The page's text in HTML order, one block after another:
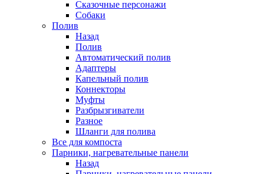
Сказочные персонажи
Собаки
Полив
Назад
Полив
Автоматический полив
Адаптеры
Капельный полив
Коннекторы
Муфты
Разбрызгиватели
Разное
Шланги для полива
Все для компоста
Парники, нагревательные панели
Назад